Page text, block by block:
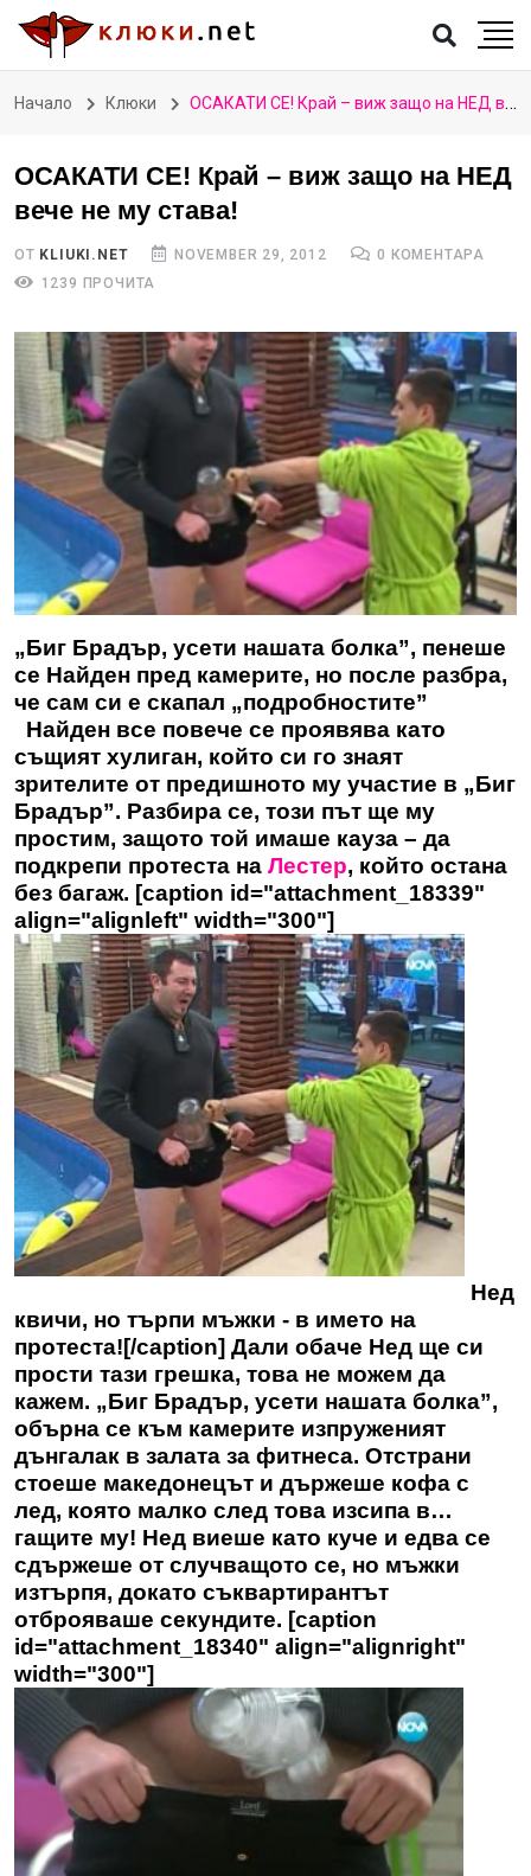
Начало Клюки ОСАКАТИ СЕ! Край – виж защо на НЕД вече не му става!
ОСАКАТИ СЕ! Край – виж защо на НЕД
вече не му става!
ОТ KLIUKI.NET NOVEMBER 29, 2012
0 КОМЕНТАРА
1239 ПРОЧИТА
„Биг Брадър, усети нашата болка”, пенеше
се Найден пред камерите, но после разбра,
че сам си е скапал „подробностите”
Найден все повече се проявява като
същият хулиган, който си го знаят
зрителите от предишното му участие в „Биг
Брадър”. Разбира се, този път ще му
простим, защото той имаше кауза – да
подкрепи протеста на Лестер, който остана
без багаж. [caption id="attachment_18339"
align="alignleft" width="300"]
Нед
квичи, но търпи мъжки - в името на
протеста![/caption] Дали обаче Нед ще си
прости тази грешка, това не можем да
кажем. „Биг Брадър, усети нашата болка”,
обърна се към камерите изпруженият
дънгалак в залата за фитнеса. Отстрани
стоеше македонецът и държеше кофа с
лед, която малко след това изсипа в…
гащите му! Нед виеше като куче и едва се
сдържеше от случващото се, но мъжки
изтърпя, докато съквартирантът
отброяваше секундите. [caption
id="attachment_18340" align="alignright"
width="300"]